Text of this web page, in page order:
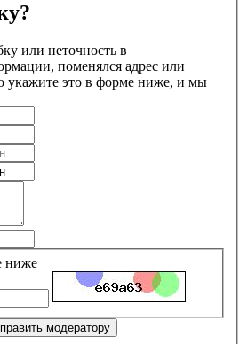
или неточность в
поменялся адрес или
укажите это в форме ниже, и мы
ниже
модератору